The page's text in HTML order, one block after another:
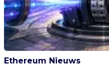
Ethereum Nieuws